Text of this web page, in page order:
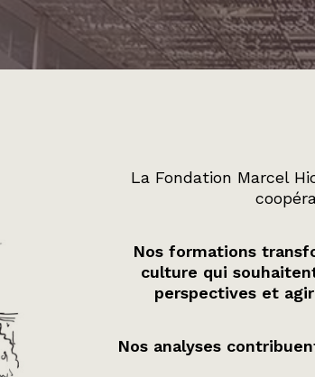
La Fondation Marcel
Nos formations
culture qui
perspectives et
Nos analyses